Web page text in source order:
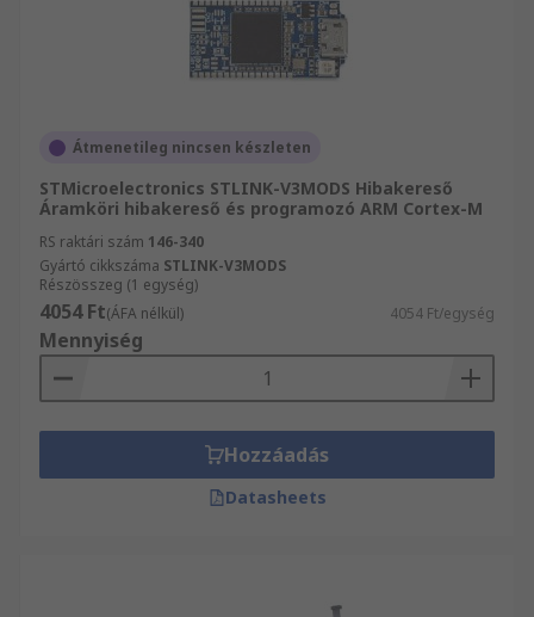
Átmenetileg nincsen készleten
STMicroelectronics STLINK-V3MODS Hibakereső
Áramköri hibakereső és programozó ARM Cortex-M
RS raktári szám 146-340
Gyártó cikkszáma STLINK-V3MODS
Részösszeg (1 egység)
4054 Ft(ÁFA nélkül) 4054 Ft/egység
Mennyiség
Hozzáadás
Datasheets